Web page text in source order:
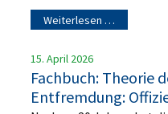
Weiterlesen …
15. April 2026
Fachbuch: Theorie
Entfremdung: